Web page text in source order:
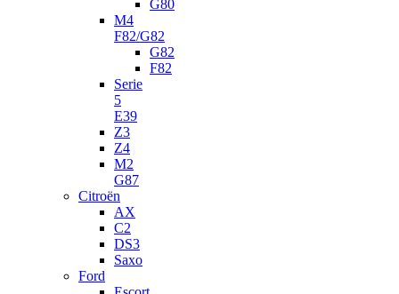
G80
M4
F82/G82
G82
F82
Serie
5
E39
Z3
Z4
M2
G87
Citroën
AX
C2
DS3
Saxo
Ford